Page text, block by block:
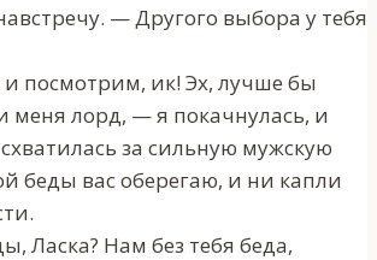
— Другого выбора у тебя
посмотрим, ик! Эх, лучше бы
меня лорд, — я покачнулась, и
за сильную мужскую
беды вас оберегаю, и ни капли
Ласка? Нам без тебя беда,